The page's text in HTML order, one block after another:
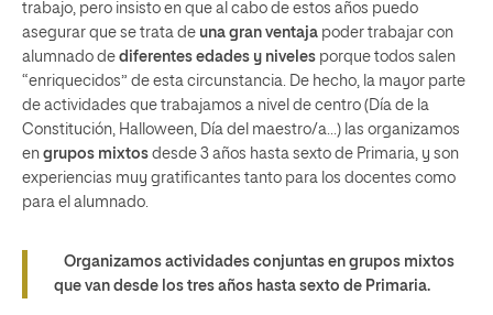
trabajo, pero insisto en que al cabo de estos años puedo
asegurar que se trata de una gran ventaja poder trabajar con
alumnado de diferentes edades y niveles porque todos salen
“enriquecidos” de esta circunstancia. De hecho, la mayor parte
de actividades que trabajamos a nivel de centro (Día de la
Constitución, Halloween, Día del maestro/a…) las organizamos
en grupos mixtos desde 3 años hasta sexto de Primaria, y son
experiencias muy gratificantes tanto para los docentes como
para el alumnado.
Organizamos actividades conjuntas en grupos mixtos
que van desde los tres años hasta sexto de Primaria.